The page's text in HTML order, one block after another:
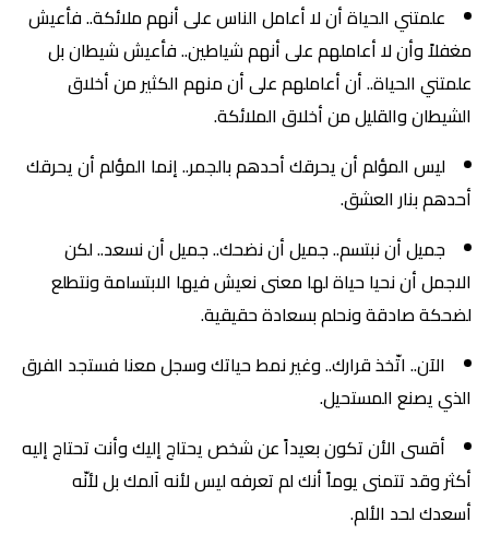
علمتني الحياة أن لا أعامل الناس على أنهم ملائكة.. فأعيش
مغفلاً وأن لا أعاملهم على أنهم شياطين.. فأعيش شيطان بل
علمتني الحياة.. أن أعاملهم على أن منهم الكثير من أخلاق
الشيطان والقليل من أخلاق الملائكة.
ليس المؤلم أن يحرقك أحدهم بالجمر.. إنما المؤلم أن يحرقك
أحدهم بنار العشق.
جميل أن نبتسم.. جميل أن نضحك.. جميل أن نسعد.. لكن
الاجمل أن نحيا حياة لها معنى نعيش فيها الابتسامة ونتطلع
لضحكة صادقة ونحلم بسعادة حقيقية.
الآن.. اتّخذ قرارك.. وغير نمط حياتك وسجل معنا فستجد الفرق
الذي يصنع المستحيل.
أقسى الأن تكون بعيداً عن شخص يحتاج إليك وأنت تحتاج إليه
أكثر وقد تتمنى يوماً أنك لم تعرفه ليس لأنه آلمك بل لأنّه
أسعدك لحد الألم.